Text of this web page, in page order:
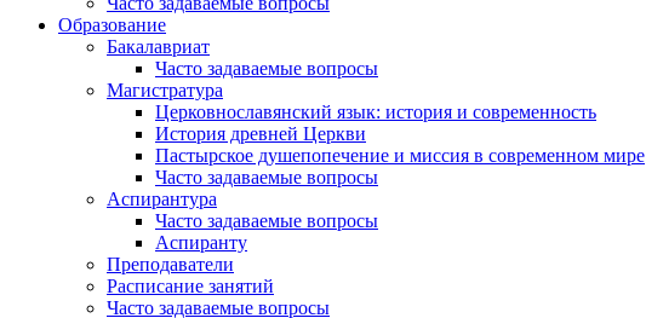
Образование
Бакалавриат
Часто задаваемые вопросы
Магистратура
Церковнославянский язык: история и современность
История древней Церкви
Пастырское душепопечение и миссия в современном мире
Часто задаваемые вопросы
Аспирантура
Часто задаваемые вопросы
Аспиранту
Преподаватели
Расписание занятий
Часто задаваемые вопросы